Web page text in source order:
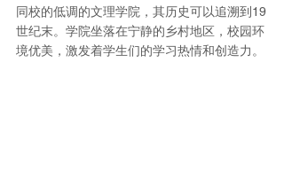
同校的低调的文理学院，其历史可以追溯到19
世纪末。学院坐落在宁静的乡村地区，校园环
境优美，激发着学生们的学习热情和创造力。